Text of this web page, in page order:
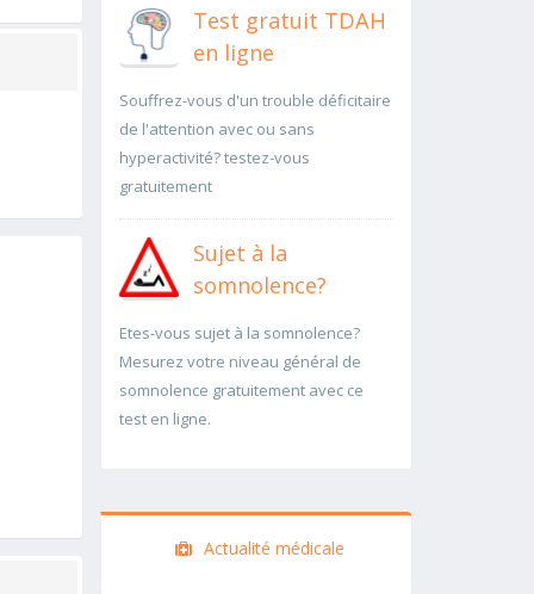
Test gratuit TDAH
en ligne
Souffrez-vous d'un trouble déficitaire
de l'attention avec ou sans
hyperactivité? testez-vous
gratuitement
Sujet à la
somnolence?
Etes-vous sujet à la somnolence?
Mesurez votre niveau général de
somnolence gratuitement avec ce
test en ligne.
Actualité médicale